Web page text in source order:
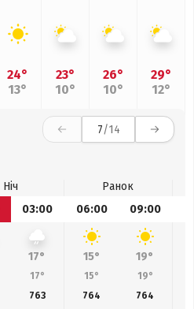
24°
13°
23°
10°
26°
10°
29°
12°
7/14
Ніч
Ранок
03:00 06:00 09:00
17° 15° 19°
17° 15° 19°
763 764 764